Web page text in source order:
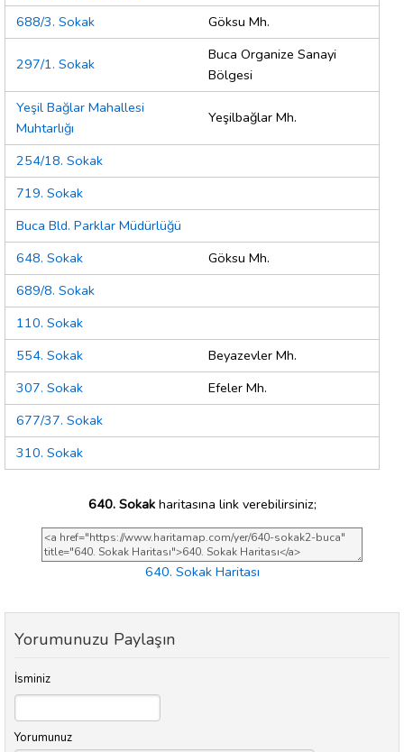
688/3. Sokak
Göksu Mh.
297/1. Sokak
Buca Organize Sanayi
Bölgesi
Yeşil Bağlar Mahallesi
Muhtarlığı
Yeşilbağlar Mh.
254/18. Sokak
719. Sokak
Buca Bld. Parklar Müdürlüğü
648. Sokak
Göksu Mh.
689/8. Sokak
110. Sokak
554. Sokak
Beyazevler Mh.
307. Sokak
Efeler Mh.
677/37. Sokak
310. Sokak
640. Sokakharitasına link verebilirsiniz;
640. Sokak Haritası
Yorumunuzu Paylaşın
İsminiz
Yorumunuz